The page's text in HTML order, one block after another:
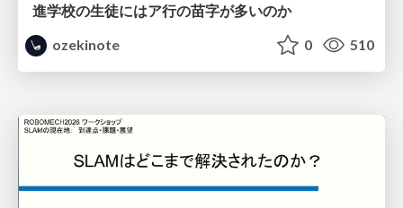
進学校の生徒にはア行の苗字が多いのか
ozekinote
0 510